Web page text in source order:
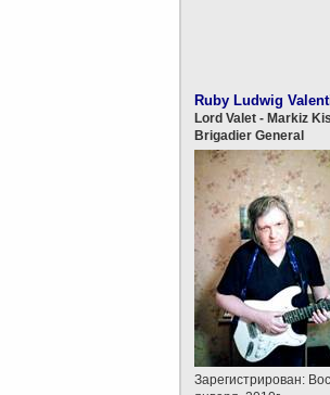
Ruby Ludwig
Lord Valet - Markiz
Brigadier General
Зарегистрирован: